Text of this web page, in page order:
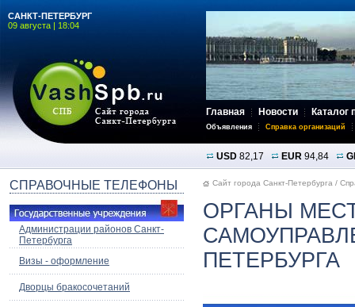
САНКТ-ПЕТЕРБУРГ
09 августа | 18:04
Главная Новости Каталог
Объявления Справка организаций
USD 82,17 EUR 94,84
СПРАВОЧНЫЕ ТЕЛЕФОНЫ
Администрации районов Санкт-
Петербурга
Визы - оформление
Дворцы бракосочетаний
Сайт города Санкт-Петербурга /
ОРГАНЫ
ПЕТЕРБУРГА